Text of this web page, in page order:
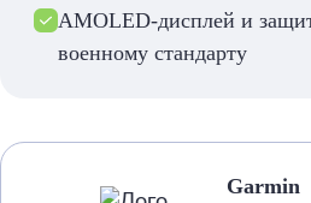
AMOLED-дисплей и
военному стандарту
Garmin